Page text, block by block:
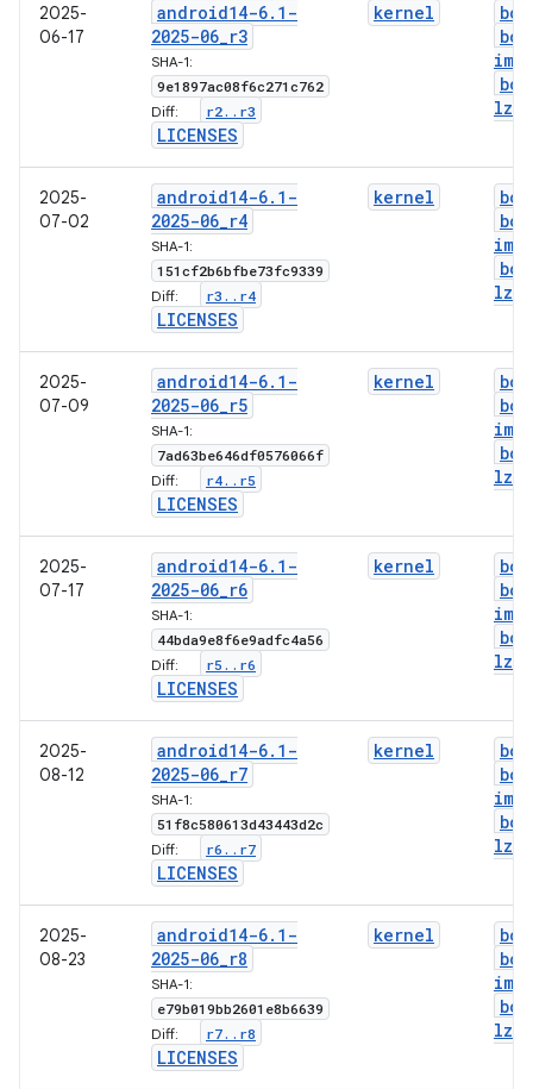
2025-
06-17
android14-6. 1-
2025-06_r3
SHA-1:
9e1897ac08f6c271c762
Diff: r2. . r3
LICENSES
kernel
img
lz4
2025-
07-02
android14-6. 1-
2025-06_r4
SHA-1:
151cf2b6bfbe73fc9339
Diff: r3 . . r4
LICENSES
kernel
img
lz4
2025-
07-09
android14-6. 1-
2025-06_r5
SHA-1:
7ad63be646df0576066f
Diff: r4. . r5
LICENSES
kernel
img
lz4
2025-
07-17
android14-6. 1-
2025-06_r6
SHA-1:
44bda9e8f6e9adfc4a56
Diff: r5 . . r6
LICENSES
kernel
img
lz4
2025-
08-12
android14-6. 1-
2025-06_r7
SHA-1:
51f8c580613d43443d2c
Diff: r6 . . r7
LICENSES
kernel
img
lz4
2025-
08-23
android14-6. 1-
2025-06_r8
SHA-1:
e79b019bb2601e8b6639
Diff: r7. . r8
LICENSES
kernel
img
lz4